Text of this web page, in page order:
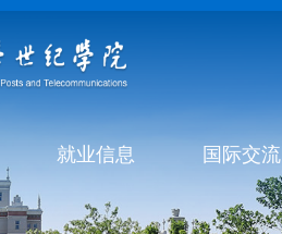
就业信息 国际交流